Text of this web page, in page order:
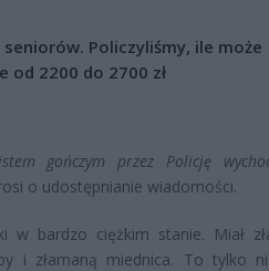
Policzyliśmy, ile może
od 2200 do 2700 zł
gończym przez Policję
o udostępnianie wiadomości.
w bardzo ciężkim stanie. Miał
i złamaną miednica. To tylko